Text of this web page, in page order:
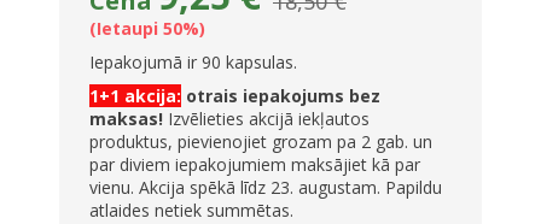
Ietaupi 50%
Iepakojumā ir 90 kapsulas.
1+1 akcija: otrais iepakojums bez
maksas! Izvēlieties akcijā iekļautos
produktus, pievienojiet grozam pa 2 gab. un
par diviem iepakojumiem maksājiet kā par
vienu. Akcija spēkā līdz 23. augustam. Papildu
atlaides netiek summētas.